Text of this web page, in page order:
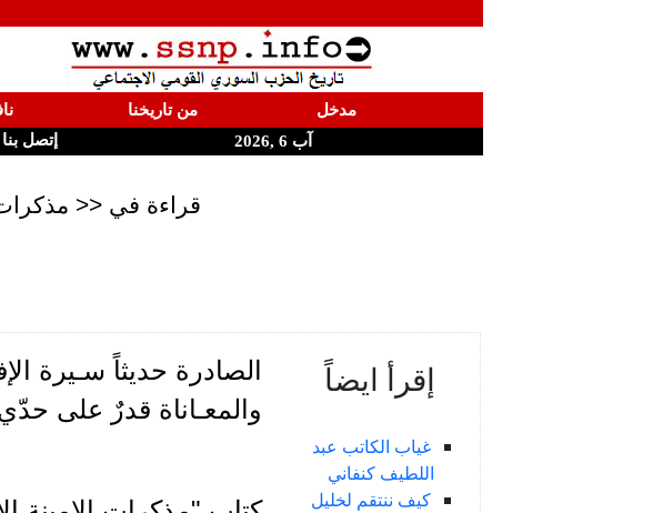
مدخل من تاريخنا
آب 6 ,2026
إتصل بنا
قراءة في << مذكرات
إقرأ ايضاً
غياب الكاتب عبد
اللطيف كنفاني
كيف ننتقم لخليل
الصادرة حديثاً سـيرة
والمعـاناة قدرٌ على حدّي